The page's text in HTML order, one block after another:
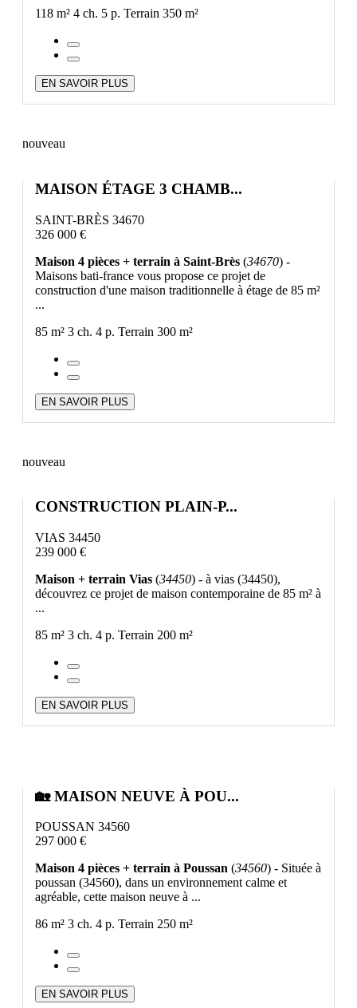
118 m² 4 ch. 5 p. Terrain 350 m²
EN SAVOIR PLUS
nouveau
MAISON ÉTAGE 3 CHAMB...
SAINT-BRÈS 34670
326 000 €
Maison 4 pièces + terrain à Saint-Brès (34670) -
Maisons bati-france vous propose ce projet de
construction d'une maison traditionnelle à étage de 85 m²
...
85 m² 3 ch. 4 p. Terrain 300 m²
EN SAVOIR PLUS
nouveau
CONSTRUCTION PLAIN-P...
VIAS 34450
239 000 €
Maison + terrain Vias (34450) - à vias (34450),
découvrez ce projet de maison contemporaine de 85 m² à
...
85 m² 3 ch. 4 p. Terrain 200 m²
EN SAVOIR PLUS
🏡 MAISON NEUVE À POU...
POUSSAN 34560
297 000 €
Maison 4 pièces + terrain à Poussan (34560) - Située à
poussan (34560), dans un environnement calme et
agréable, cette maison neuve à ...
86 m² 3 ch. 4 p. Terrain 250 m²
EN SAVOIR PLUS